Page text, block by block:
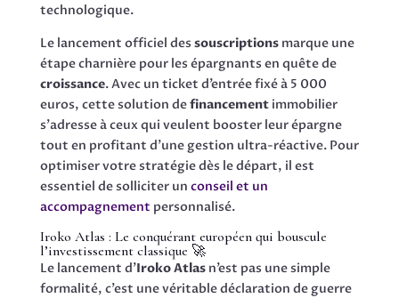
technologique.
Le lancement officiel des souscriptionsmarque une
étape charnière pour les épargnants en quête de
croissance. Avec un ticket d’entrée fixé à 5 000
euros, cette solution definancementimmobilier
s’adresse à ceux qui veulent booster leur épargne
tout en profitant d’une gestion ultra-réactive. Pour
optimiser votre stratégie dès le départ, il est
essentiel de solliciter un conseil et un
accompagnement personnalisé.
Iroko Atlas : Le conquérant européen qui bouscule
l’investissement classique 🚀
Le lancement d’Iroko Atlasn’est pas une simple
formalité, c’est une véritable déclaration de guerre